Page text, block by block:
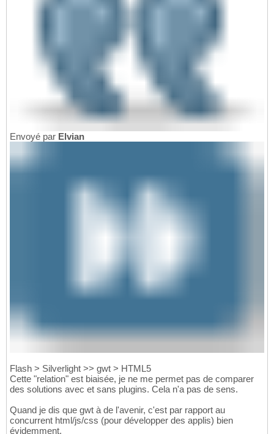
Envoyé par Elvian
Flash > Silverlight >> gwt > HTML5
Cette "relation" est biaisée, je ne me permet pas de comparer
des solutions avec et sans plugins. Cela n'a pas de sens.
Quand je dis que gwt à de l'avenir, c'est par rapport au
concurrent html/js/css (pour développer des applis) bien
évidemment.